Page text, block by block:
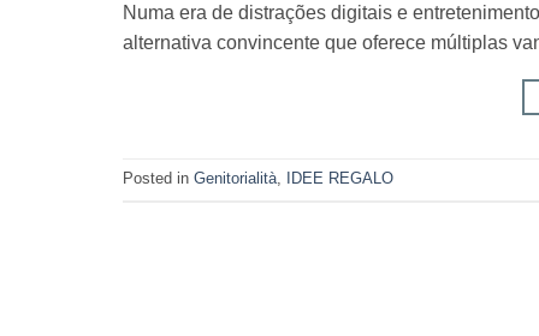
Numa era de distrações digitais e
alternativa convincente que oferece múltiplas
Posted in Genitorialità, IDEE REGALO